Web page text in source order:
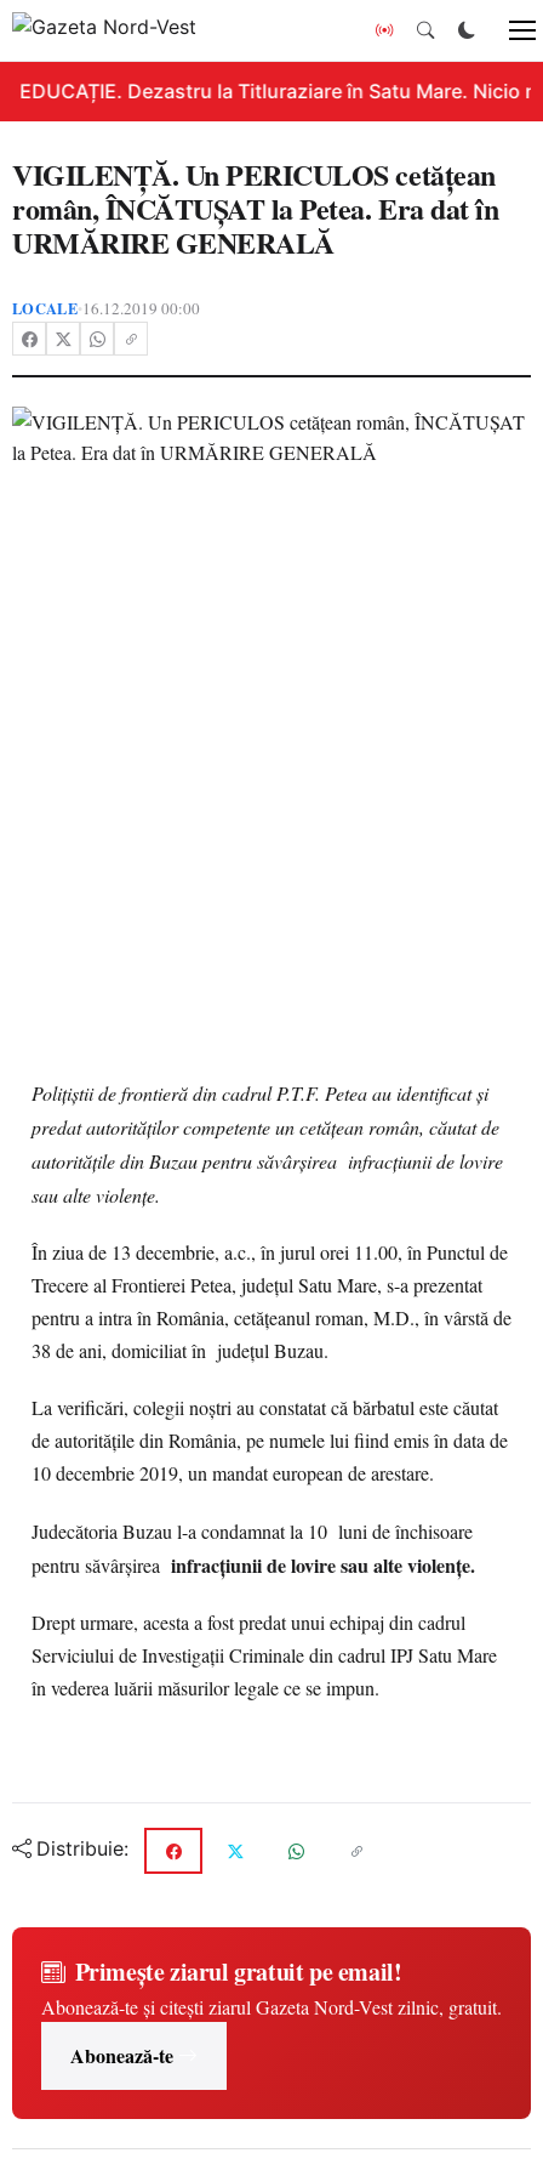
EDUCAȚIE. Dezastru la Titluraziare în Satu Mare. Nicio
VIGILENȚĂ. Un PERICULOS cetățean
român, ÎNCĂTUȘAT la Petea. Era dat în
URMĂRIRE GENERALĂ
LOCALE•16.12.2019 00:00
Polițiștii de frontieră din cadrul P.T.F. Petea au identificat și
predat autorităților competente un cetățean român, căutat de
autoritățile din Buzau pentru săvârşirea infracțiunii de lovire
sau alte violenţe.
În ziua de 13 decembrie, a.c., în jurul orei 11.00, în Punctul de
Trecere al Frontierei Petea, județul Satu Mare, s-a prezentat
pentru a intra în România, cetăţeanul roman, M.D., în vârstă de
38 de ani, domiciliat în județul Buzau.
La verificări, colegii noștri au constatat că bărbatul este căutat
de autoritățile din România, pe numele lui fiind emis în data de
10 decembrie 2019, un mandat european de arestare.
Judecătoria Buzau l-a condamnat la 10 luni de închisoare
pentru săvârșirea infracțiunii de lovire sau alte violenţe.
Drept urmare, acesta a fost predat unui echipaj din cadrul
Serviciului de Investigații Criminale din cadrul IPJ Satu Mare
în vederea luării măsurilor legale ce se impun.
Distribuie:
Primește ziarul gratuit pe email!
Abonează-te și citești ziarul Gazeta Nord-Vest zilnic, gratuit.
Abonează-te